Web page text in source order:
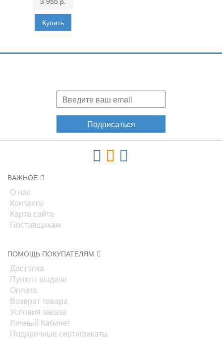
Подписаться
ВАЖНОЕ
О нас
Контакты
Карта сайта
Поставщикам
ПОМОЩЬ ПОКУПАТЕЛЯМ
Доставка
Пункты выдачи
Оплата
Возврат товара
Условия заказа
Личный Кабинет
Подарочные сертификаты